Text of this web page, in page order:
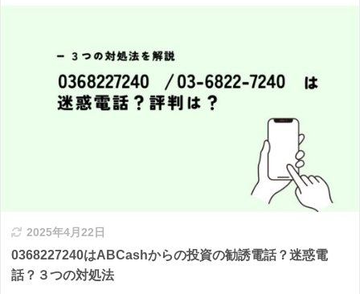
2025年4月22日
0368227240はABCashからの投資の勧誘電話？迷惑電
話？３つの対処法